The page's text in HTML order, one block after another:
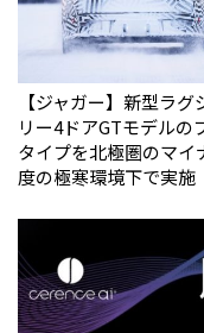
【ジャガー】新型ラグ
リー4ドアGTモデルの
タイプを北極圏のマイ
度の極寒環境下で実施